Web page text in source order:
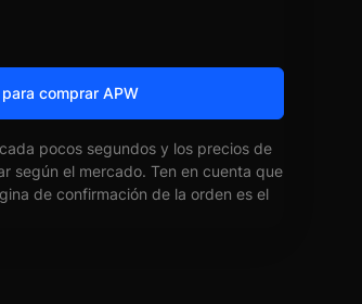
comprar APW
pocos segundos y los precios de
según el mercado. Ten en cuenta que
de confirmación de la orden es el